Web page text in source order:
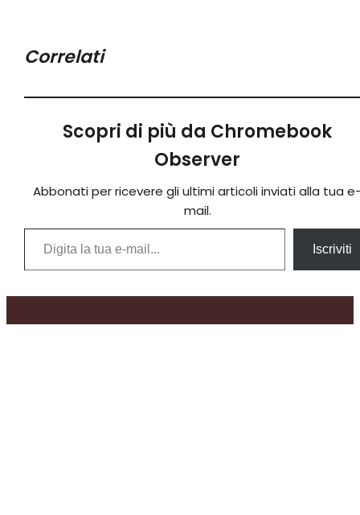
Correlati
Scopri di più da Chromebook
Observer
Abbonati per ricevere gli ultimi articoli inviati alla tua
mail.
Digita la tua e-mail...
Iscriviti